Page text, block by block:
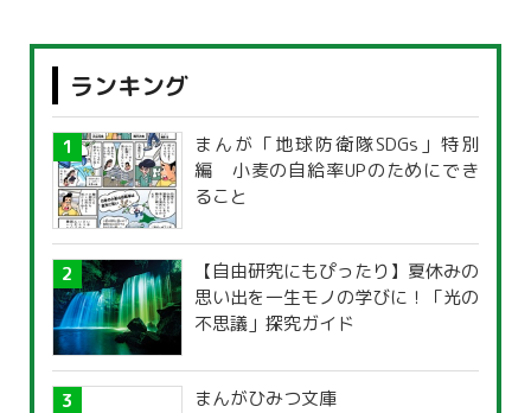
ランキング
まんが「地球防衛隊SDGs」特別
編 小麦の自給率UPのためにでき
ること
【自由研究にもぴったり】夏休みの
思い出を一生モノの学びに！「光の
不思議」探究ガイド
まんがひみつ文庫